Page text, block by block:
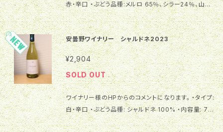
手・・という方にもオススメのワインです。 色は淡いイ
エロー。ハーブや若草の香りの中に、柑橘系のグレープ
フルーツなどの香り。爽やかな香りをキリッとした酸味
が支え、余韻はスッキリ。ソーヴィニョンらしい爽やかな
後口です。 春先から夏場にかけて、よく冷やしてお召し
上がりください。ピクニックや屋外のパーティにぴった
りです。ワインの香りが強いので、苦味や香りのあるお
料理と良く合います。山菜、ハーブを使った一皿、マリネ
や酢の物、季節の天ぷら等と一緒にお楽しみください。
赤・辛口 ・ぶどう品種:メルロ 65％、シラー24％、山葡
萄 11％ ・内容量: 750ml ・ぶどう産地: 長野県安曇野
市 ・アルコール分: 13% ・飲み頃温度: 12～18℃ 長野
県安曇野市産のメルロ 65％、シラー24％、山葡萄 1
1％を使用しました。 山葡萄は小粒で皮と種の成分の
割合が多く、酸味と野性味、濃厚な色が特徴のブドウで
す。メルロは柔らかいタンニン（渋味）とカシスやブルー
ベリーなどの果実味が特徴。オーク樽による熟成で、バ
ランスのとれた穏やかな酸味、果実味主体のミディアム
ボディに仕上げています。 赤身肉や、クセのあるお肉料
理とよく合います。鹿や鳩などのジビエと合わせると、
安曇野ワイナリー シャルドネ2023
¥2,904
SOLD OUT
ワイナリー様のHPからのコメントになります。 ・タイプ:
白・辛口 ・ぶどう品種: シャルドネ 100% ・内容量: 75
0ml ・ぶどう産地: 長野県 ・アルコール分: 12% ・飲み